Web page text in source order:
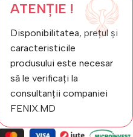
ATENȚIE !
Disponibilitatea, prețul și
caracteristicile
produsului este necesar
să le verificați la
consultanții companiei
FENIX.MD